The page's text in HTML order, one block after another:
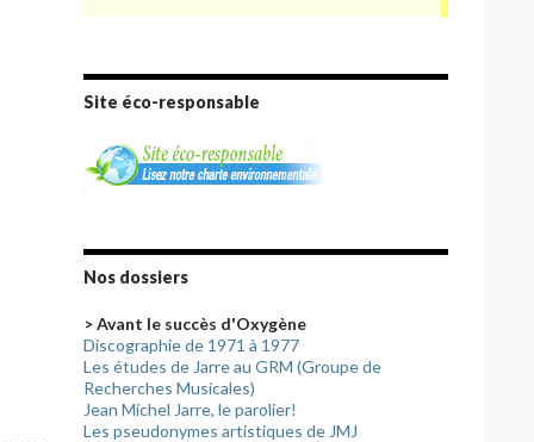
Site éco-responsable
Nos dossiers
> Avant le succès d'Oxygène
Discographie de 1971 à 1977
Les études de Jarre au GRM (Groupe de
Recherches Musicales)
Jean Michel Jarre, le parolier!
Les pseudonymes artistiques de JMJ